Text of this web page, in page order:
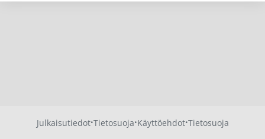
Julkaisutiedot·Tietosuoja·Käyttöehdot·Tietosuoja